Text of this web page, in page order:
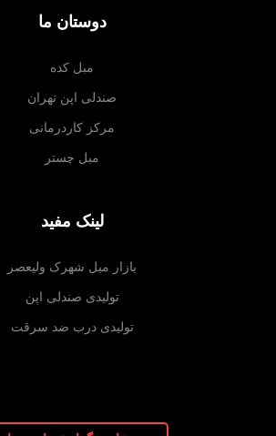
دوستان ما
مبل کده
صندلی اپن تهران
مرکز کاردرمانی
مبل چستر
لینک مفید
بازار مبل شهرک ولیعصر
تولیدی صندلی اپن
تولیدی درب ضد سرقت